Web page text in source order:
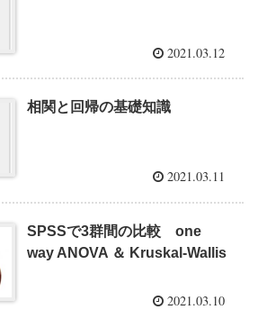
2021.03.12
相関と回帰の基礎知識
2021.03.11
SPSSで3群間の比較 one
way ANOVA ＆ Kruskal-Wallis
2021.03.10